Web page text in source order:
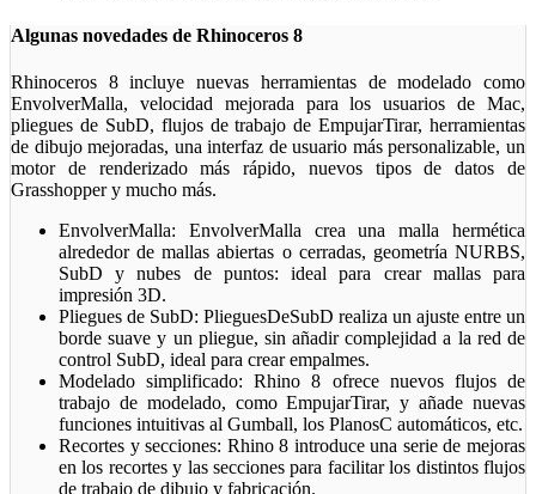
Algunas novedades de Rhinoceros 8
Rhinoceros 8 incluye nuevas herramientas de modelado como
EnvolverMalla, velocidad mejorada para los usuarios de Mac,
pliegues de SubD, flujos de trabajo de EmpujarTirar, herramientas
de dibujo mejoradas, una interfaz de usuario más personalizable, un
motor de renderizado más rápido, nuevos tipos de datos de
Grasshopper y mucho más.
EnvolverMalla: EnvolverMalla crea una malla hermética
alrededor de mallas abiertas o cerradas, geometría NURBS,
SubD y nubes de puntos: ideal para crear mallas para
impresión 3D.
Pliegues de SubD: PlieguesDeSubD realiza un ajuste entre un
borde suave y un pliegue, sin añadir complejidad a la red de
control SubD, ideal para crear empalmes.
Modelado simplificado: Rhino 8 ofrece nuevos flujos de
trabajo de modelado, como EmpujarTirar, y añade nuevas
funciones intuitivas al Gumball, los PlanosC automáticos, etc.
Recortes y secciones: Rhino 8 introduce una serie de mejoras
en los recortes y las secciones para facilitar los distintos flujos
de trabajo de dibujo y fabricación.